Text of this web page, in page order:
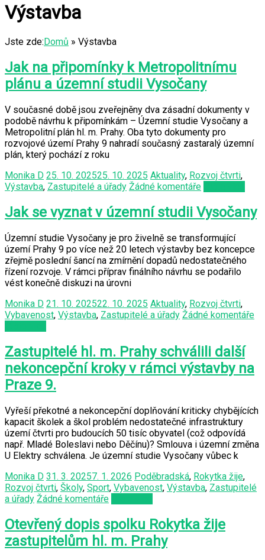
Výstavba
Jste zde: Domů » Výstavba
Jak na připomínky k Metropolitnímu
plánu a územní studii Vysočany
V současné době jsou zveřejněny dva zásadní dokumenty v
podobě návrhu k připomínkám – Územní studie Vysočany a
Metropolitní plán hl. m. Prahy. Oba tyto dokumenty pro
rozvojové území Prahy 9 nahradí současný zastaralý územní
plán, který pochází z roku
Monika D 25. 10. 202525. 10. 2025 Aktuality, Rozvoj čtvrti,
Výstavba, Zastupitelé a úřady Žádné komentáře
Jak se vyznat v územní studii Vysočany
Územní studie Vysočany je pro živelně se transformující
území Prahy 9 po více než 20 letech výstavby bez koncepce
zřejmě poslední šancí na zmírnění dopadů nedostatečného
řízení rozvoje. V rámci příprav finálního návrhu se podařilo
vést konečně diskuzi na úrovni
Monika D 21. 10. 202522. 10. 2025 Aktuality, Rozvoj čtvrti,
Vybavenost, Výstavba, Zastupitelé a úřady Žádné komentáře
Zastupitelé hl. m. Prahy schválili další
nekoncepční kroky v rámci výstavby na
Praze 9.
Vyřeší překotné a nekoncepční doplňování kriticky chybějících
kapacit školek a škol problém nedostatečné infrastruktury
území čtvrti pro budoucích 50 tisíc obyvatel (což odpovídá
např. Mladé Boleslavi nebo Děčínu)? Smlouva i územní změna
U Elektry schválena. Je územní studie Vysočany vůbec k
Monika D 31. 3. 20257. 1. 2026 Poděbradská, Rokytka žije,
Rozvoj čtvrti, Školy, Sport, Vybavenost, Výstavba, Zastupitelé
a úřady Žádné komentáře
Otevřený dopis spolku Rokytka žije
zastupitelům hl. m. Prahy